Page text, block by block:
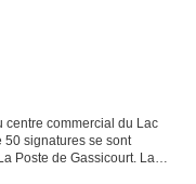
centre commercial du Lac
50 signatures se sont
Poste de Gassicourt. La